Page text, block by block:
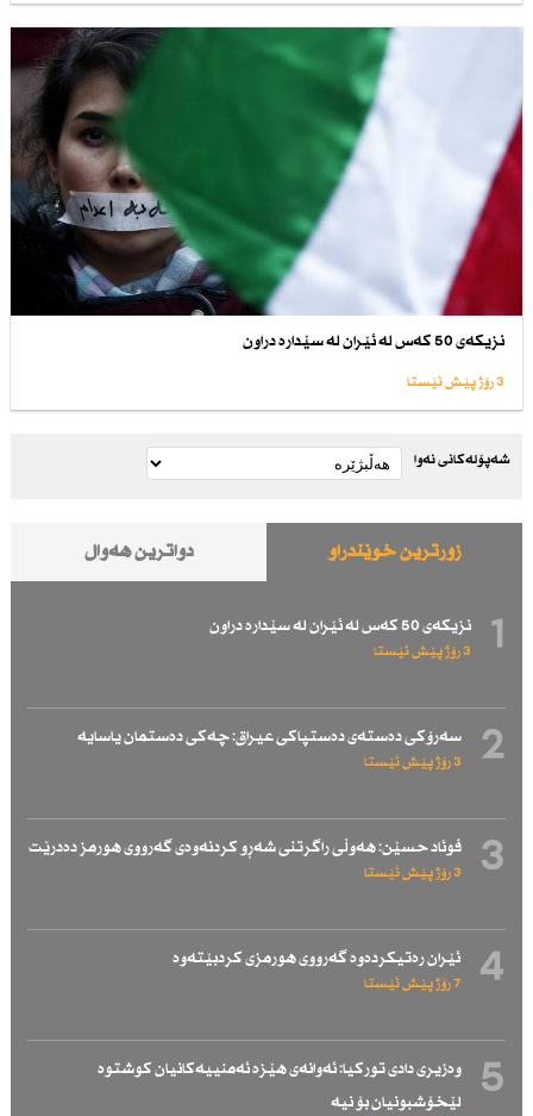
نزیكەی 50 كەس لە ئێران لە سێدارە دراون
3 رۆژ پێش ئێستا
شەپۆلەکانی نەوا
زۆرترین خوێندراو دواترین هەواڵ
1 نزیكەی 50 كەس لە ئێران لە سێدارە دراون
3 رۆژ پێش ئێستا
2 سەرۆكی دەستەی دەستپاكی عیراق: چەكی دەستمان یاسایە
3 رۆژ پێش ئێستا
3 فوئاد حسێن: هەوڵی راگرتنی شەڕو كردنەوەی گەرووی هورمز دەدرێت
3 رۆژ پێش ئێستا
4 ئێران رەتیكردەوە گەرووی هورمزی كردبێتەوە
7 رۆژ پێش ئێستا
5
وەزیری دادی توركیا: ئەوانەی هێزە ئەمنییەكانیان كوشتوە
لێخۆشبونیان بۆ نیە